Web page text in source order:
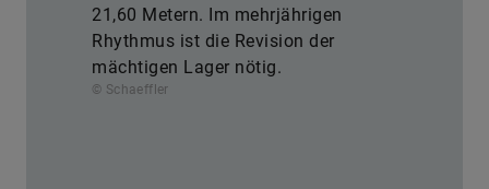
21,60 Metern. Im mehrjährigen
Rhythmus ist die Revision der
mächtigen Lager nötig.
© Schaeffler